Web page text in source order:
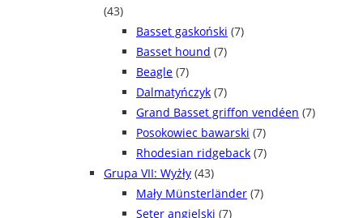
(43)
Basset gaskoński (7)
Basset hound (7)
Beagle (7)
Dalmatyńczyk (7)
Grand Basset griffon vendéen (7)
Posokowiec bawarski (7)
Rhodesian ridgeback (7)
Grupa VII: Wyżły (43)
Mały Münsterländer (7)
Seter angielski (7)